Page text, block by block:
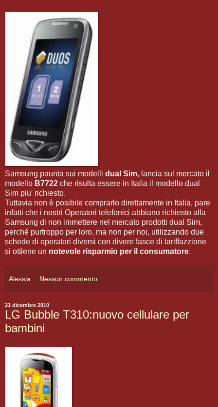
Samsung paunta sui modelli dual Sim, lancia sul mercato il
modello B7722 che risulta essere in Italia il modello dual
Sim piu' richiesto.
Tuttavia non è posibile comprarlo direttamente in Italia, pare
infatti che i nostri Operatori telefonici abbiano richiesto alla
Samsung di non immettere nel mercato prodotti dual Sim,
perché purtroppo per loro, ma non per noi, utilizzando due
schede di operatori diversi con divere fasce di tariffazzione
si ottiene un notevole risparmio per il consumatore.
Alessia Nessun commento:
21 dicembre 2010
LG Bubble T310:nuovo cellulare per
bambini